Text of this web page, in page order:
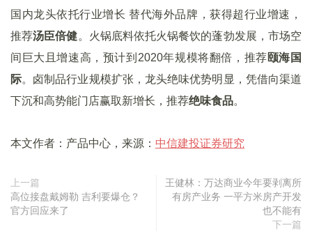
国内龙头依托行业增长 替代海外品牌，获得超行业增速，
推荐汤臣倍健。火锅底料依托火锅餐饮的蓬勃发展，市场空
间巨大且增速高，预计到2020年规模将翻倍，推荐颐海国
际。卤制品行业规模扩张，龙头绝味优势明显，凭借向渠道
下沉和高势能门店赢取新增长，推荐绝味食品。
本文作者：产品中心，来源： 中信建投证券研究
上一篇
高位接盘戴姆勒 吉利要爆仓？
官方回应来了
王健林：万达商业今年要剥离所
有房产业务 一平方米房产开发
也不能有
下一篇